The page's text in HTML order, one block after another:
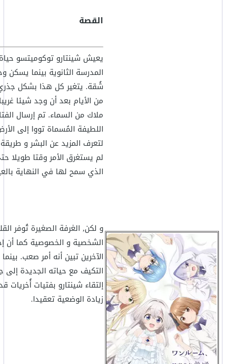
القصة
يعيش شينتارو توكوميتسو
المدرسة الثانوية بينما
شُقة. يتغير كل هذا بشكل
من الأيام بعد أن وجد شيئا
ملاك من السماء. تم إرسال
اللطيفة المُسماة تووا إلى
لتعرف المزيد عن البشر و
لم يستغرق الأمر وقتا طويلا
الذي سمح لها في النهاية
و لكن, الغرفة الصغيرة تُوفر
الشخصية و الخصوصية كما أن
الآخرين تبين أنه أمر صعب.
التكيف مع حياته الجديدة إلى
إلتقاء شينتارو بفتيات
زيادة الوضعية تعقيدا.